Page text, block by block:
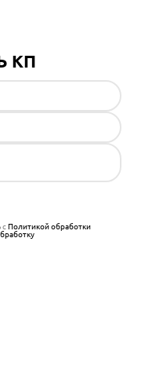
КП
сПолитикой обработки